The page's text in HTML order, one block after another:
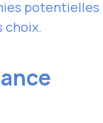
potentielles
choix.